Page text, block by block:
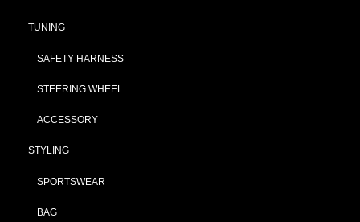
TUNING
SAFETY HARNESS
STEERING WHEEL
ACCESSORY
STYLING
SPORTSWEAR
BAG